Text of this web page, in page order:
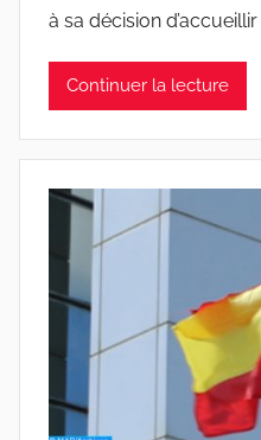
à sa décision
Continuer la lecture